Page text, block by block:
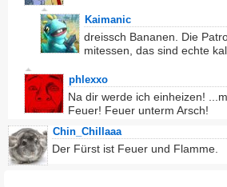
Kaimanic
dreissch Bananen. Die
mitessen, das sind echte
phlexxo
Na dir werde ich einheizen!
Feuer! Feuer unterm Arsch!
Chin_Chillaaa
Der Fürst ist Feuer und Flamme.